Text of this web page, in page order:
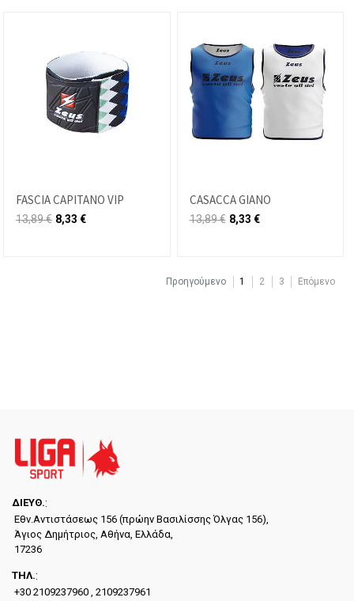
FASCIA CAPITANO VIP
13,89€ 8,33 €
CASACCA GIANO
13,89€ 8,33 €
Προηγούμενο 1 2 3 Επόμενο
ΔΙΕYΘ.:
Εθν.Αντιστάσεως 156 (πρώην Βασιλίσσης Όλγας 156),
Άγιος Δημήτριος, Αθήνα, Ελλάδα,
17236
ΤΗΛ.:
+30 2109237960 , 2109237961